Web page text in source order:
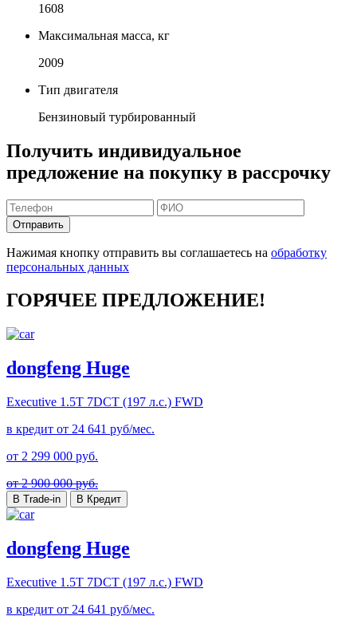
1608
Максимальная масса, кг
2009
Тип двигателя
Бензиновый турбированный
Получить индивидуальное
предложение на покупку в рассрочку
Отправить
Нажимая кнопку отправить вы соглашаетесь на обработку
персональных данных
ГОРЯЧЕЕ ПРЕДЛОЖЕНИЕ!
dongfeng Huge
Executive 1.5T 7DCT (197 л.с.) FWD
в кредит от 24 641 руб/мес.
от 2 299 000 руб.
от 2 900 000 руб.
В Trade-in В Кредит
dongfeng Huge
Executive 1.5T 7DCT (197 л.с.) FWD
в кредит от 24 641 руб/мес.